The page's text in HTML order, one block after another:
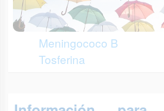
Meningococo B
Tosferina